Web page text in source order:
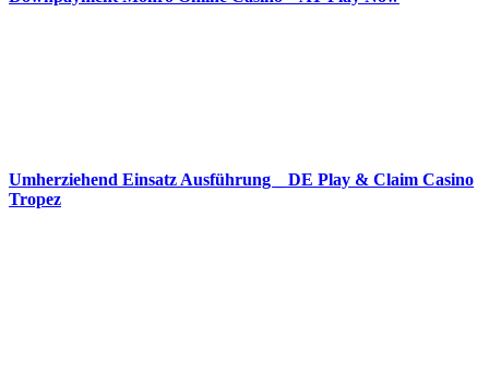
Umherziehend Einsatz Ausführung _ DE Play & Claim Casino
Tropez